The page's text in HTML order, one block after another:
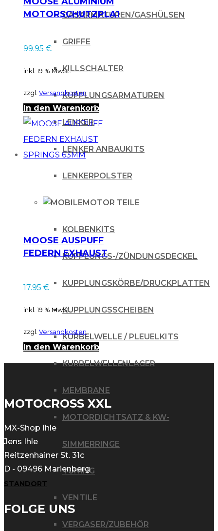
GASARMATUREN/GASHÜLSEN
GRIFFE
KILLSCHALTER
KUPPLUNGSARMATUREN
LENKER
LENKER ANBAUKITS
LENKERPOLSTER
MOTOR TEILE
KOLBENKITS
KUPPLUNGS-/ZÜNDUNGSDECKEL
KUPPLUNGSKÖRBE/DRUCKPLATTEN
KUPPLUNGSSCHEIBEN
KURBELWELLE / PLEUELKITS
KURBELWELLENLAGER
MEMBRANE
MOTORDICHTSATZ & KW-
SIMMERRINGE
TUNING
VENTILE
VERGASER/ZUBEHÖR
MOTORSCHUTZPLATTE
CRF 50 F 70 F 04-13
99.95 €
inkl. 19 % MwSt.
zzgl. Versandkosten
In den Warenkorb
MOOSE AUSPUFF
FEDERN EXHAUST
17.95 €
inkl. 19 % MwSt.
zzgl. Versandkosten
In den Warenkorb
MOTOCROSS XXL
MX-Shop Ihle
Jens Ihle
Reitzenhainer St. 31c
D - 09496 Marienberg
STANDORT
FOLGE UNS